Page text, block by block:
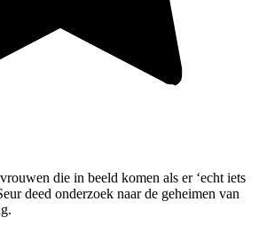
die in beeld komen als er ‘echt iets
deed onderzoek naar de geheimen van